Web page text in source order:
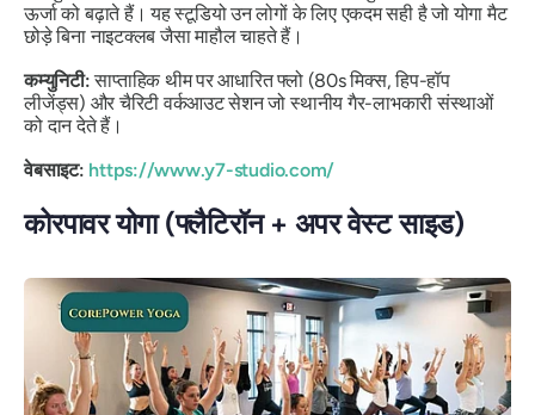
ऊर्जा को बढ़ाते हैं। यह स्टूडियो उन लोगों के लिए एकदम सही है जो योगा मैट
छोड़े बिना नाइटक्लब जैसा माहौल चाहते हैं।
कम्युनिटी:साप्ताहिक थीम पर आधारित फ्लो (80s मिक्स, हिप-हॉप
लीजेंड्स) और चैरिटी वर्कआउट सेशन जो स्थानीय गैर-लाभकारी संस्थाओं
को दान देते हैं।
वेबसाइट: https://www.y7-studio.com/
कोरपावर योगा (फ्लैटिरॉन + अपर वेस्ट साइड)